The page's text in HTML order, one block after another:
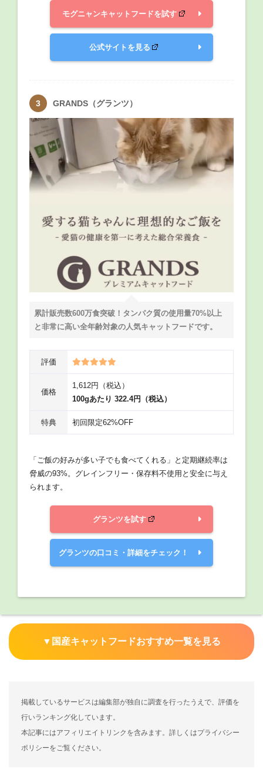
モグニャンキャットフードを試す
公式サイトを見る
GRANDS（グランツ）
累計販売数600万食突破！タンパク質の使用量70%以上
と非常に高い全年齢対象の人気キャットフードです。
評価
価格
1,612円（税込）
100gあたり 322.4円（税込）
特典 初回限定62%OFF
「ご飯の好みが多い子でも食べてくれる」と定期継続率は
脅威の93%。グレインフリー・保存料不使用と安全に与え
られます。
グランツを試す
グランツの口コミ・詳細をチェック！
▼国産キャットフードおすすめ一覧を見る
掲載しているサービスは編集部が独自に調査を行ったうえで、評価を
行いランキング化しています。
本記事にはアフィリエイトリンクを含みます。詳しくはプライバシー
ポリシーをご覧ください。